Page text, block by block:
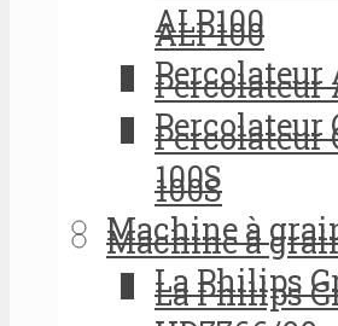
ALP100
Percolateur
Percolateur
100S
Machine à
La Philips
ALP100
Percolateur
Percolateur
100S
Machine à
La Philips